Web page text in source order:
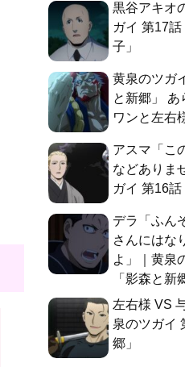
黒谷アキオ
ガイ 第17
子」
黄泉のツガ
と新郷」 あ
ワンと左右
アスマ「こ
などありま
ガイ 第16話
デラ「ふん
さんにはな
よ」｜黄泉
「影森と新
左右様 VS
泉のツガイ
郷」